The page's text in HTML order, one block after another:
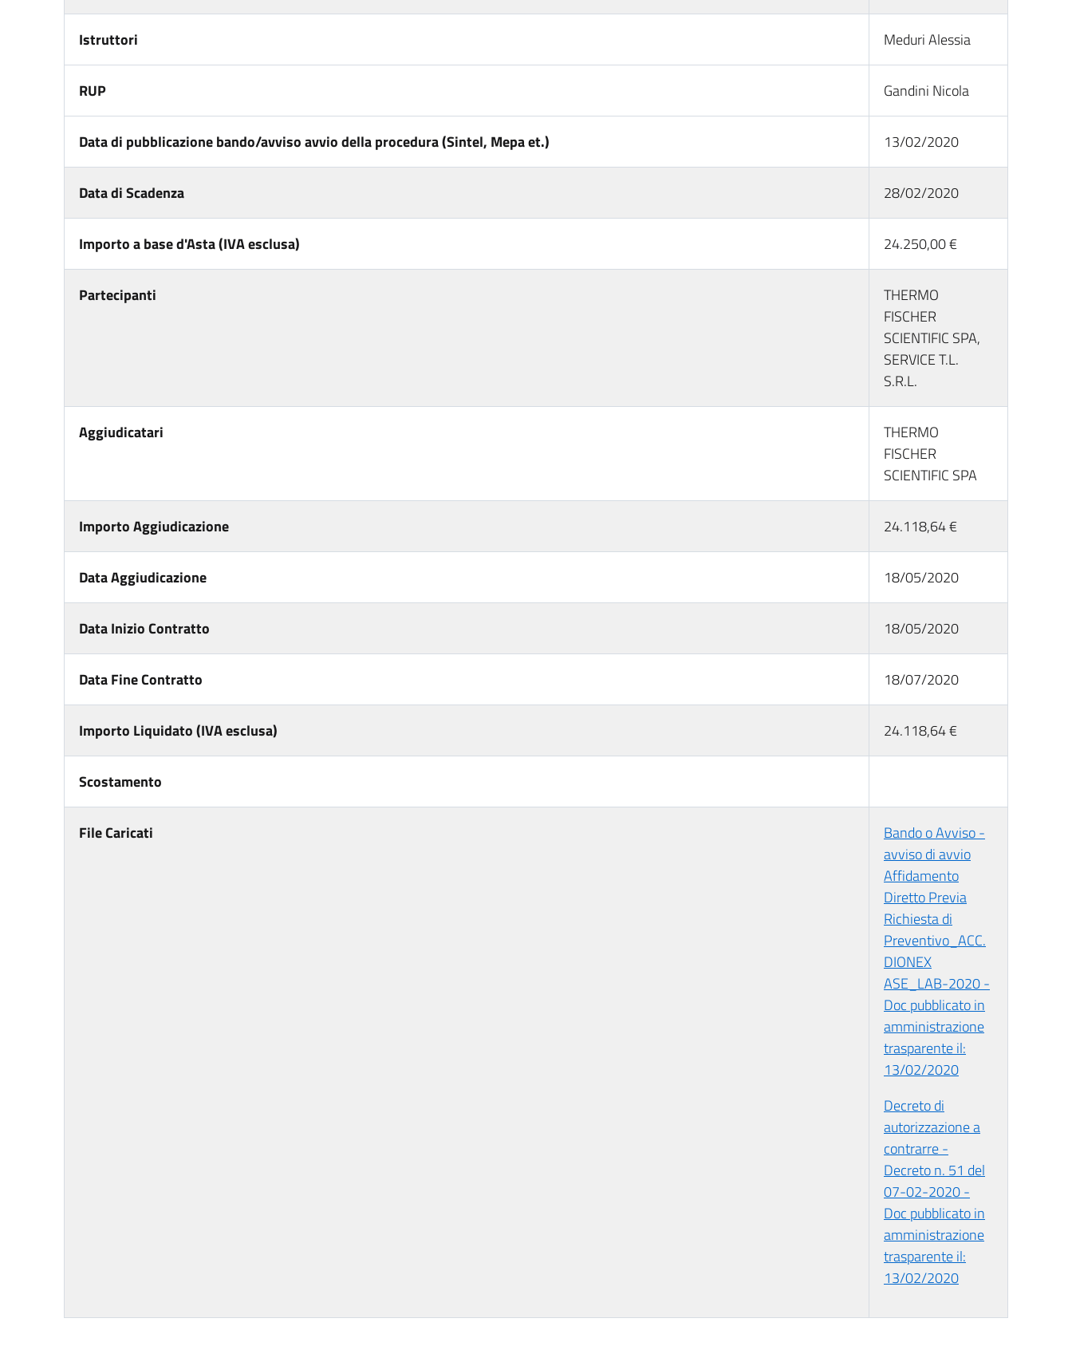
Istruttori Meduri Alessia
RUP Gandini Nicola
Data di pubblicazione bando/avviso avvio della procedura (Sintel, Mepa et.) 13/02/2020
Data di Scadenza 28/02/2020
Importo a base d'Asta (IVA esclusa) 24.250,00 €
Partecipanti
THERMO
FISCHER
SCIENTIFIC SPA,
SERVICE T.L.
S.R.L.
Aggiudicatari
THERMO
FISCHER
SCIENTIFIC SPA
Importo Aggiudicazione 24.118,64 €
Data Aggiudicazione 18/05/2020
Data Inizio Contratto 18/05/2020
Data Fine Contratto 18/07/2020
Importo Liquidato (IVA esclusa) 24.118,64 €
Scostamento
File Caricati
Bando o Avviso -
avviso di avvio
Affidamento
Diretto Previa
Richiesta di
Preventivo_ACC.
DIONEX
ASE_LAB-2020 -
Doc pubblicato in
amministrazione
trasparente il:
13/02/2020
Decreto di
autorizzazione a
contrarre -
Decreto n. 51 del
07-02-2020 -
Doc pubblicato in
amministrazione
trasparente il:
13/02/2020